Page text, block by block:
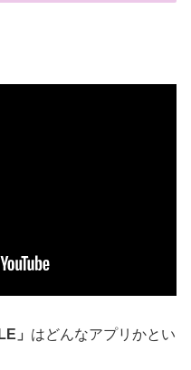
」 はどんなアプリかとい